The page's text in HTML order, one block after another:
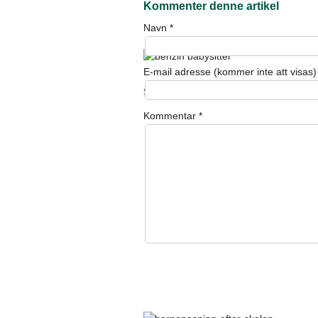
Sådan betaler du en børnepasser for
Kommenter denne artikel
Navn *
E-mail adresse (kommer inte att visas)
Kommentar *